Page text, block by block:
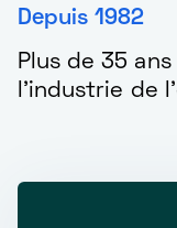
Depuis 1982
Plus de 35
l'industrie de